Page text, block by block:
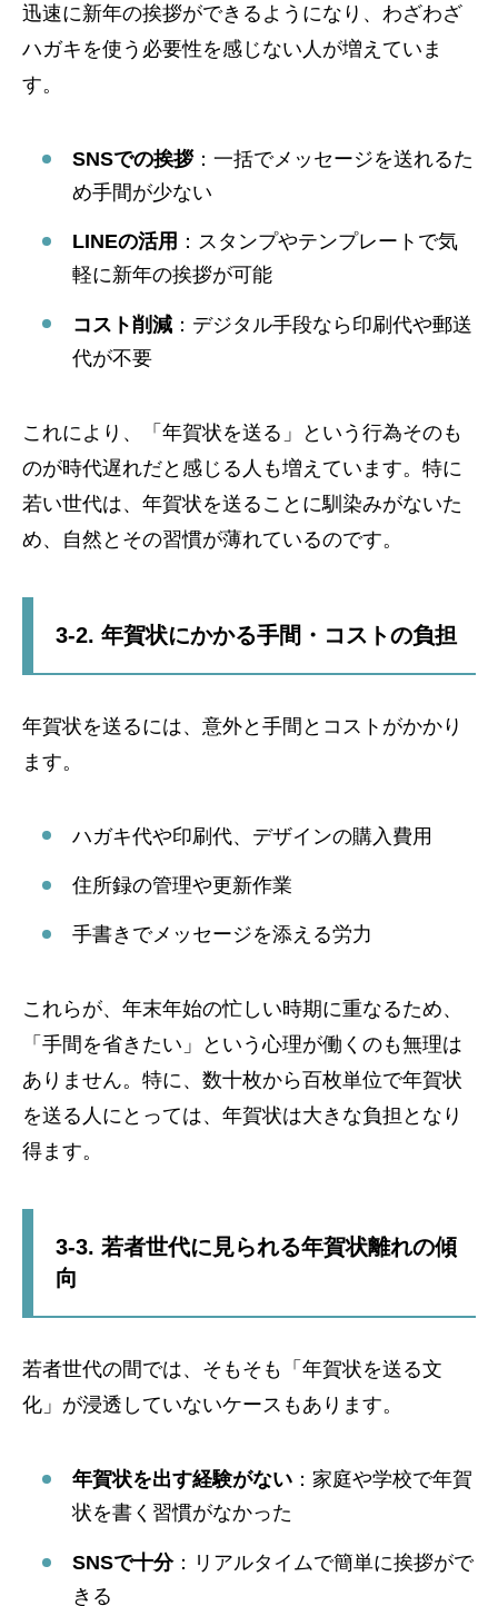
迅速に新年の挨拶ができるようになり、わざわざ
ハガキを使う必要性を感じない人が増えていま
す。
SNSでの挨拶：一括でメッセージを送れるた
め手間が少ない
LINEの活用 ：スタンプやテンプレートで気
軽に新年の挨拶が可能
コスト削減 ：デジタル手段なら印刷代や郵送
代が不要
これにより、「年賀状を送る」という行為そのも
のが時代遅れだと感じる人も増えています。特に
若い世代は、年賀状を送ることに馴染みがないた
め、自然とその習慣が薄れているのです。
3-2. 年賀状にかかる手間・コストの負担
年賀状を送るには、意外と手間とコストがかかり
ます。
ハガキ代や印刷代、デザインの購入費用
住所録の管理や更新作業
手書きでメッセージを添える労力
これらが、年末年始の忙しい時期に重なるため、
「手間を省きたい」という心理が働くのも無理は
ありません。特に、数十枚から百枚単位で年賀状
を送る人にとっては、年賀状は大きな負担となり
得ます。
3-3. 若者世代に見られる年賀状離れの傾
向
若者世代の間では、そもそも「年賀状を送る文
化」が浸透していないケースもあります。
年賀状を出す経験がない ：家庭や学校で年賀
状を書く習慣がなかった
SNSで十分：リアルタイムで簡単に挨拶がで
きる